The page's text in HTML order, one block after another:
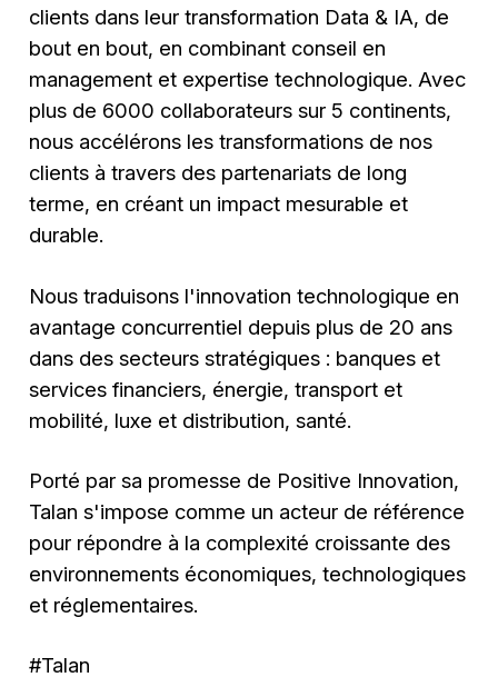
clients dans leur transformation Data & IA, de
bout en bout, en combinant conseil en
management et expertise technologique. Avec
plus de 6000 collaborateurs sur 5 continents,
nous accélérons les transformations de nos
clients à travers des partenariats de long
terme, en créant un impact mesurable et
durable.
Nous traduisons l'innovation technologique en
avantage concurrentiel depuis plus de 20 ans
dans des secteurs stratégiques : banques et
services financiers, énergie, transport et
mobilité, luxe et distribution, santé.
Porté par sa promesse de Positive Innovation,
Talan s'impose comme un acteur de référence
pour répondre à la complexité croissante des
environnements économiques, technologiques
et réglementaires.
#Talan